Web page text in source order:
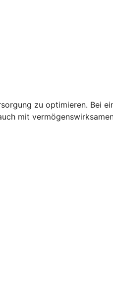
zu optimieren. Bei
mit